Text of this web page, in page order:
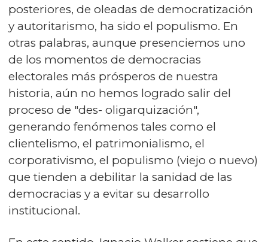
posteriores, de oleadas de democratización
y autoritarismo, ha sido el populismo. En
otras palabras, aunque presenciemos uno
de los momentos de democracias
electorales más prósperos de nuestra
historia, aún no hemos logrado salir del
proceso de "des- oligarquización",
generando fenómenos tales como el
clientelismo, el patrimonialismo, el
corporativismo, el populismo (viejo o nuevo)
que tienden a debilitar la sanidad de las
democracias y a evitar su desarrollo
institucional.